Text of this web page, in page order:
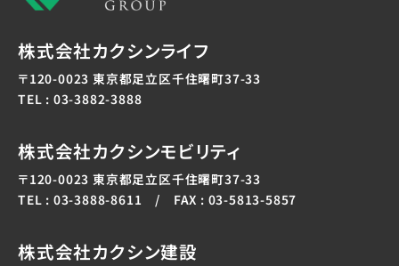
株式会社カクシンライフ
〒120-0023 東京都足立区千住曙町37-33
TEL : 03-3882-3888
株式会社カクシンモビリティ
〒120-0023 東京都足立区千住曙町37-33
TEL : 03-3888-8611 / FAX : 03-5813-5857
株式会社カクシン建設